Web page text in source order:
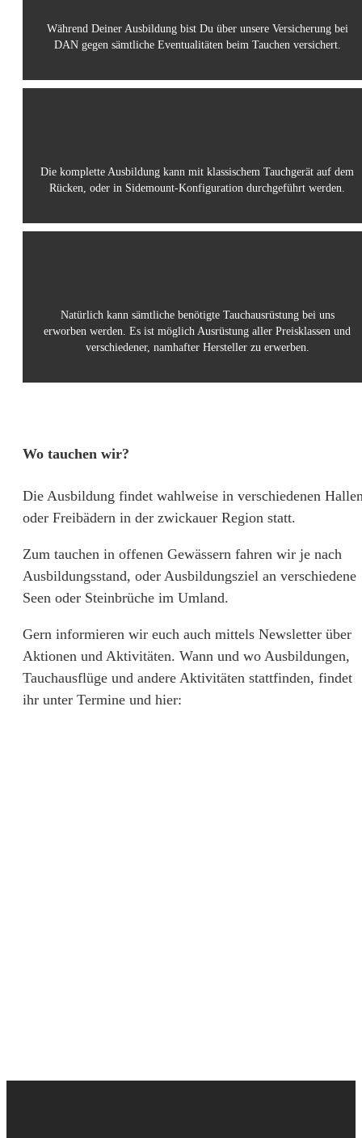
Während Deiner Ausbildung bist Du über unsere Versicherung bei
DAN gegen sämtliche Eventualitäten beim Tauchen versichert.
Die komplette Ausbildung kann mit klassischem Tauchgerät auf dem
Rücken, oder in Sidemount-Konfiguration durchgeführt werden.
Natürlich kann sämtliche benötigte Tauchausrüstung bei uns
erworben werden. Es ist möglich Ausrüstung aller Preisklassen und
verschiedener, namhafter Hersteller zu erwerben.
Wo tauchen wir?
Die Ausbildung findet wahlweise in verschiedenen
oder Freibädern in der zwickauer Region statt.
Zum tauchen in offenen Gewässern fahren wir je nach
Ausbildungsstand, oder Ausbildungsziel an verschiedene
Seen oder Steinbrüche im Umland.
Gern informieren wir euch auch mittels Newsletter über
Aktionen und Aktivitäten. Wann und wo Ausbildungen,
Tauchausflüge und andere Aktivitäten stattfinden, findet
ihr unter Termine und hier: